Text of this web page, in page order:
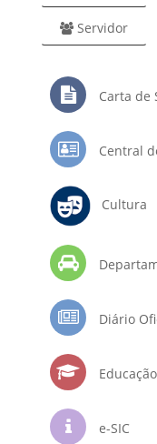
Servidor
Carta de
Central
Cultura
Diário
Educação
e-SIC